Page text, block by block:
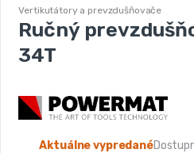
Vertikutátory a prevzdušňovače
Ručný
34T
Aktuálne vypredané